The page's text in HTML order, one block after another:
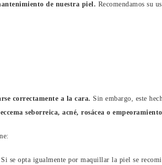
de nuestra piel. Recomendamos su
correctamente a la cara. Sin embargo, este
seborreica, acné, rosácea o
se opta igualmente por maquillar la piel se